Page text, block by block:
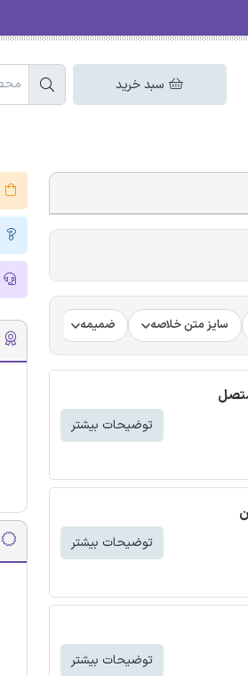
سبد خرید
سایز متن خلاصه ضمیمه فرضیه
توضیحات بیشتر
توضیحات بیشتر
توضیحات بیشتر